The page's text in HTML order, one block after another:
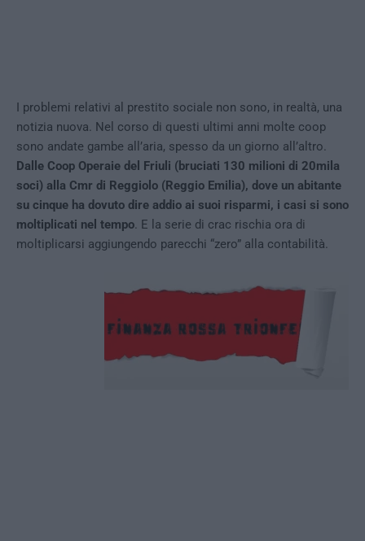
I problemi relativi al prestito sociale non sono, in realtà, una
notizia nuova. Nel corso di questi ultimi anni molte coop
sono andate gambe all’aria, spesso da un giorno all’altro.
Dalle Coop Operaie del Friuli (bruciati 130 milioni di 20mila
soci) alla Cmr di Reggiolo (Reggio Emilia), dove un abitante
su cinque ha dovuto dire addio ai suoi risparmi, i casi si sono
moltiplicati nel tempo. E la serie di crac rischia ora di
moltiplicarsi aggiungendo parecchi “zero” alla contabilità.